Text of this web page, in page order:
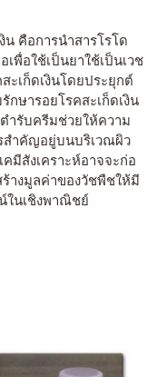
น คือการนำสารโรโด
อใช้เป็นยาใช้เป็นเวช
ะเก็ดเงินโดยประยุกต์
ษารอยโรคสะเก็ดเงิน
ำรับครีมช่วยให้ความ
สำคัญอยู่บนบริเวณผิว
มีสังเคราะห์อาจจะก่อ
างมูลค่าของวัชพืชให้มี
ในเชิงพาณิชย์